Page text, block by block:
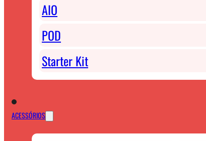
AIO
POD
Starter Kit
ACESSÓRIOS